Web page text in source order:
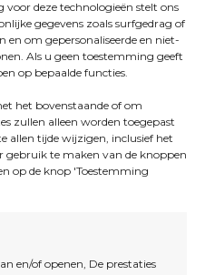
voor deze technologieën stelt ons
gegevens zoals surfgedrag of
en om gepersonaliseerde en niet-
Als u geen toestemming geeft
op bepaalde functies.
het bovenstaande of om
zullen alleen worden toegepast
allen tijde wijzigen, inclusief het
gebruik te maken van de knoppen
op de knop 'Toestemming
en/of openen, De prestaties